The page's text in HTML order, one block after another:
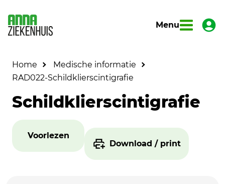
Menu
Home
Medische informatie
RAD022-Schildklierscintigrafie
Schildklierscintigrafie
Voorlezen
Download / print